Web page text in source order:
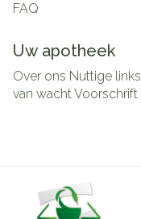
FAQ
Uw apotheek
Over ons Nuttige links
van wachtVoorschrift